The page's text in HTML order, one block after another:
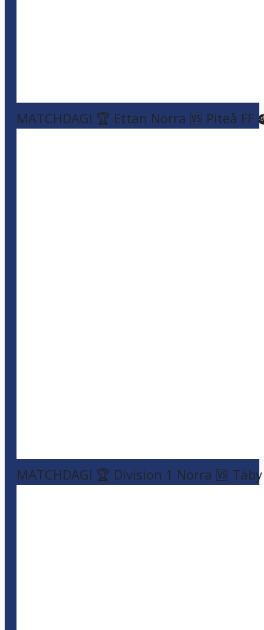
MATCHDAG! 🏆 Ettan Norra 🆚 Piteå FF
MATCHDAG! 🏆 Division 1 Norra 🆚